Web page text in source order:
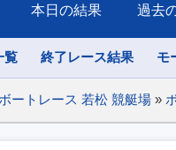
本日の結果 過去
覧 終了レース結果 モ
ボートレース 若松 競艇場 »